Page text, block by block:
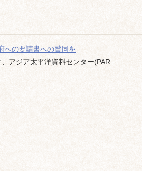
への要請書への賛同を
アジア太平洋資料センター(PAR...